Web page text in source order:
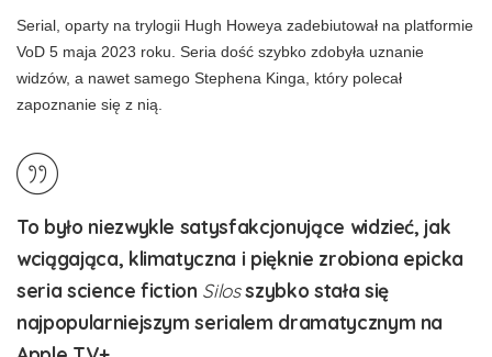
Serial, oparty na trylogii Hugh Howeya zadebiutował na platformie
VoD 5 maja 2023 roku. Seria dość szybko zdobyła uznanie
widzów, a nawet samego Stephena Kinga, który polecał
zapoznanie się z nią.
To było niezwykle satysfakcjonujące widzieć, jak
wciągająca, klimatyczna i pięknie zrobiona epicka
seria science fiction Silosszybko stała się
najpopularniejszym serialem dramatycznym na